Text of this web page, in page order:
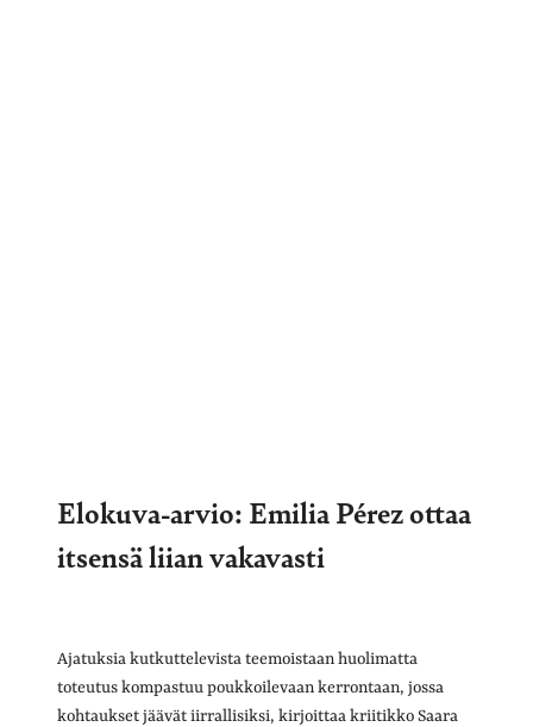
Elokuva-arvio: Emilia Pérez ottaa
itsensä liian vakavasti
Ajatuksia kutkuttelevista teemoistaan huolimatta
toteutus kompastuu poukkoilevaan kerrontaan, jossa
kohtaukset jäävät iirrallisiksi, kirjoittaa kriitikko Saara